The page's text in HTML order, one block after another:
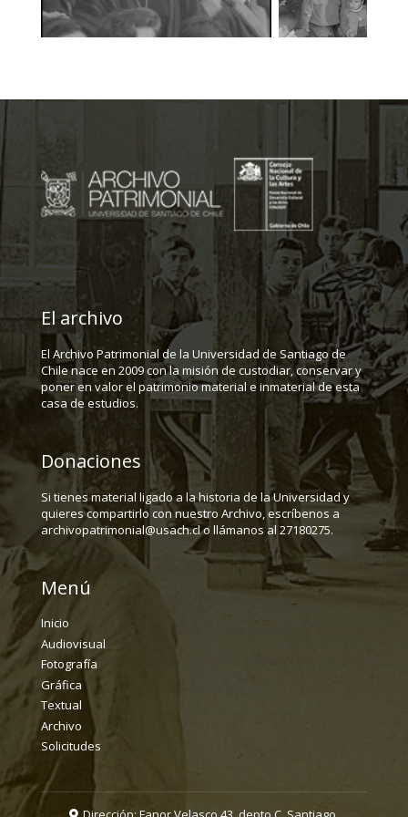
El archivo
El Archivo Patrimonial de la Universidad de Santiago de
Chile nace en 2009 con la misión de custodiar, conservar y
poner en valor el patrimonio material e inmaterial de esta
casa de estudios.
Donaciones
Si tienes material ligado a la historia de la Universidad y
quieres compartirlo con nuestro Archivo, escríbenos a
archivopatrimonial@usach.cl o llámanos al 27180275.
Menú
Inicio
Audiovisual
Fotografía
Gráfica
Textual
Archivo
Solicitudes